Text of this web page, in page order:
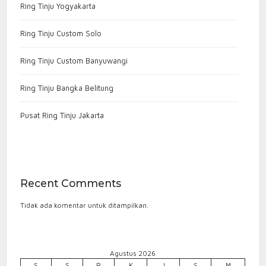
Ring Tinju Yogyakarta
Ring Tinju Custom Solo
Ring Tinju Custom Banyuwangi
Ring Tinju Bangka Belitung
Pusat Ring Tinju Jakarta
Recent Comments
Tidak ada komentar untuk ditampilkan.
Agustus 2026